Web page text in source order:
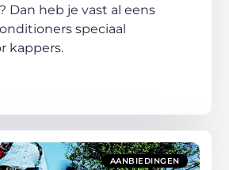
Dan heb je vast al eens
speciaal
kappers.
AANBIEDINGEN